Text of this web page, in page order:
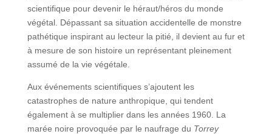
scientifique pour devenir le héraut/héros du monde
végétal. Dépassant sa situation accidentelle de monstre
pathétique inspirant au lecteur la pitié, il devient au fur et
à mesure de son histoire un représentant pleinement
assumé de la vie végétale.
Aux événements scientifiques s’ajoutent les
catastrophes de nature anthropique, qui tendent
également à se multiplier dans les années 1960. La
marée noire provoquée par le naufrage du Torrey